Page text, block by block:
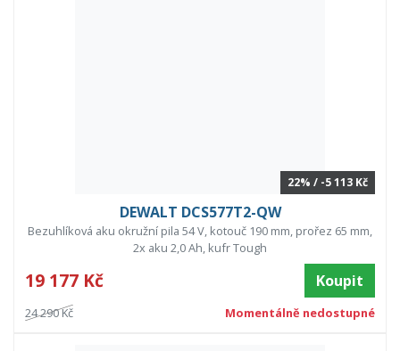
22% / -5 113 Kč
DEWALT DCS577T2-QW
Bezuhlíková aku okružní pila 54 V, kotouč 190 mm, prořez 65 mm,
2x aku 2,0 Ah, kufr Tough
19 177 Kč Koupit
24 290 Kč Momentálně nedostupné